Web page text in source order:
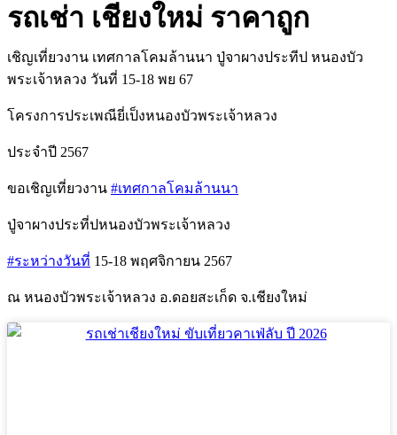
รถเช่า เชียงใหม่ ราคาถูก
เชิญเที่ยวงาน เทศกาลโคมล้านนา ปู่จาผางประทีป หนองบัว
พระเจ้าหลวง วันที่ 15-18 พย 67
โครงการประเพณียี่เป็งหนองบัวพระเจ้าหลวง
ประจำปี 2567
ขอเชิญเที่ยวงาน #เทศกาลโคมล้านนา
ปู่จาผางประที่ปหนองบัวพระเจ้าหลวง
#ระหว่างวันที่ 15-18 พฤศจิกายน 2567
ณ หนองบัวพระเจ้าหลวง อ.ดอยสะเก็ด จ.เชียงใหม่